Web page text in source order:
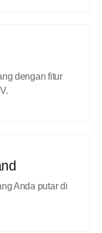
dengan fitur
Anda putar di